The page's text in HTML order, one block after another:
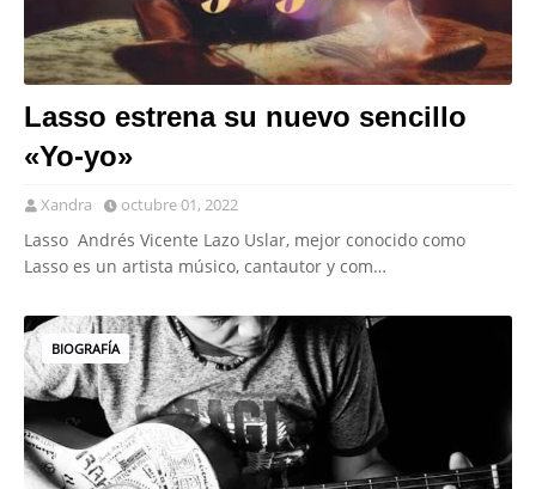
Lasso estrena su nuevo sencillo
«Yo-yo»
Xandra octubre 01, 2022
Lasso Andrés Vicente Lazo Uslar, mejor conocido como
Lasso es un artista músico, cantautor y com…
BIOGRAFÍA